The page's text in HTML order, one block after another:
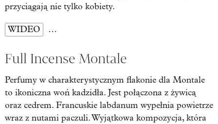
przyciągają nie tylko kobiety.
WIDEO …
Full Incense Montale
Perfumy w charakterystycznym flakonie dla Montale
to ikoniczna woń kadzidła. Jest połączona z żywicą
oraz cedrem. Francuskie labdanum wypełnia powietrze
wraz z nutami paczuli. Wyjątkowa kompozycja, która